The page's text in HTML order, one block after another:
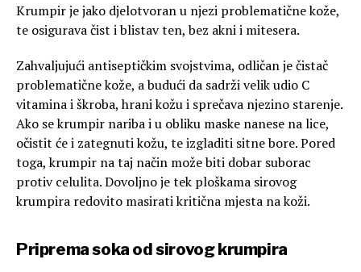
Krumpir je jako djelotvoran u njezi problematične kože,
te osigurava čist i blistav ten, bez akni i mitesera.
Zahvaljujući antiseptičkim svojstvima, odličan je čistač
problematične kože, a budući da sadrži velik udio C
vitamina i škroba, hrani kožu i sprečava njezino starenje.
Ako se krumpir nariba i u obliku maske nanese na lice,
očistit će i zategnuti kožu, te izgladiti sitne bore. Pored
toga, krumpir na taj način može biti dobar suborac
protiv celulita. Dovoljno je tek ploškama sirovog
krumpira redovito masirati kritična mjesta na koži.
Priprema soka od sirovog krumpira